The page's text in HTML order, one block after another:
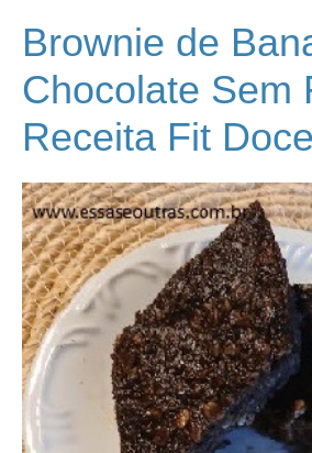
Brownie de
Chocolate Sem
Receita Fit Doce